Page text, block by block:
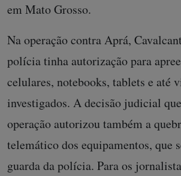
em Mato Grosso.
Na operação contra Aprá,
polícia tinha autorização para
celulares, notebooks, tablets e até
investigados. A decisão judicial
operação autorizou também a
telemático dos equipamentos, que
guarda da polícia. Para os